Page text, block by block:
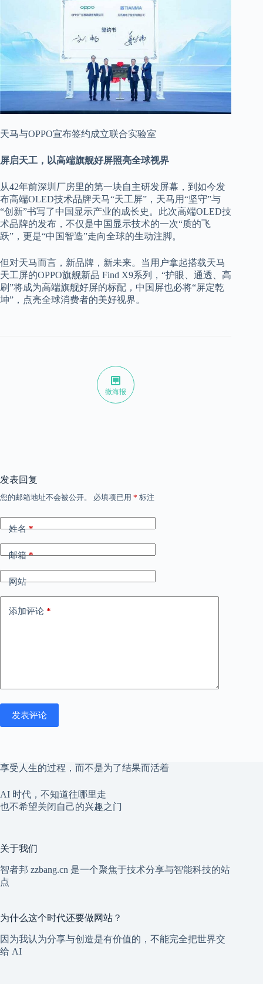
天马与OPPO宣布签约成立联合实验室
​屏启天工，以高端旗舰好屏照亮全球视界​
从42年前深圳厂房里的第一块自主研发屏幕，到如今发
布高端OLED技术品牌天马“天工屏”，天马用“坚守”与
“创新”书写了中国显示产业的成长史。此次高端OLED技
术品牌的发布，不仅是中国显示技术的一次“质的飞
跃”，更是“中国智造”走向全球的生动注脚。
但对天马而言，新品牌，新未来。当用户拿起搭载天马
天工屏的OPPO旗舰新品 Find X9系列，“护眼、通透、高
刷”将成为高端旗舰好屏的标配，中国屏也必将“屏定乾
坤”，点亮全球消费者的美好视界。
微海报
发表回复
您的邮箱地址不会被公开。 必填项已用 * 标注
姓名*
邮箱*
网站
添加评论 *
发表评论
享受人生的过程，而不是为了结果而活着
AI 时代，不知道往哪里走
也不希望关闭自己的兴趣之门
关于我们
智者邦 zzbang.cn 是一个聚焦于技术分享与智能科技的站
点
为什么这个时代还要做网站？
因为我认为分享与创造是有价值的，不能完全把世界交
给 AI